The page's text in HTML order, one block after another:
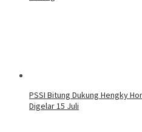
PSSI Bitung Dukung Hengky
Digelar 15 Juli